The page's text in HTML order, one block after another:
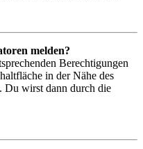
melden?
Berechtigungen
in der Nähe des
Du wirst dann durch die